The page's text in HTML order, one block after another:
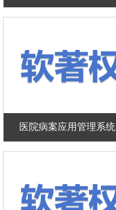
医院病案应用管理系统